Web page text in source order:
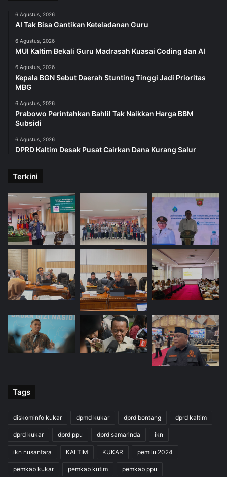
6 Agustus, 2026
AI Tak Bisa Gantikan Keteladanan Guru
6 Agustus, 2026
MUI Kaltim Bekali Guru Madrasah Kuasai Coding dan AI
6 Agustus, 2026
Kepala BGN Sebut Daerah Stunting Tinggi Jadi Prioritas
MBG
6 Agustus, 2026
Prabowo Perintahkan Bahlil Tak Naikkan Harga BBM
Subsidi
6 Agustus, 2026
DPRD Kaltim Desak Pusat Cairkan Dana Kurang Salur
Terkini
Tags
diskominfo kukar dpmd kukar dprd bontang dprd kaltim
dprd kukar dprd ppu dprd samarinda ikn
ikn nusantara KALTIM KUKAR pemilu 2024
pemkab kukar pemkab kutim pemkab ppu